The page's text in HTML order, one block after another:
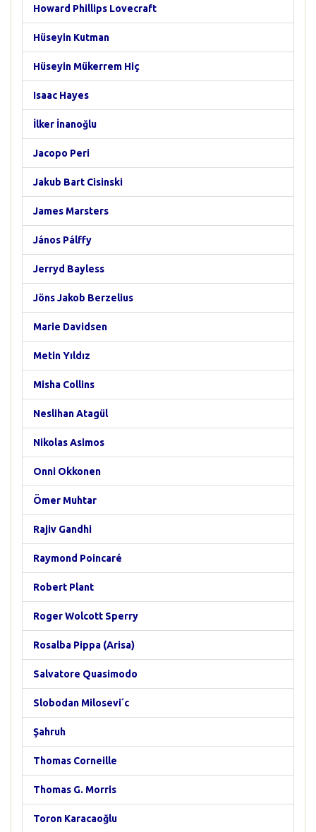
Howard Phillips Lovecraft
Hüseyin Kutman
Hüseyin Mükerrem Hiç
Isaac Hayes
İlker İnanoğlu
Jacopo Peri
Jakub Bart Cisinski
James Marsters
János Pálffy
Jerryd Bayless
Jöns Jakob Berzelius
Marie Davidsen
Metin Yıldız
Misha Collins
Neslihan Atagül
Nikolas Asimos
Onni Okkonen
Ömer Muhtar
Rajiv Gandhi
Raymond Poincaré
Robert Plant
Roger Wolcott Sperry
Rosalba Pippa (Arisa)
Salvatore Quasimodo
Slobodan Milosevi´c
Şahruh
Thomas Corneille
Thomas G. Morris
Toron Karacaoğlu